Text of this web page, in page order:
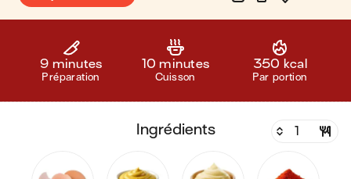
9 minutes
Préparation
10 minutes
Cuisson
350 kcal
Par portion
ingrédients